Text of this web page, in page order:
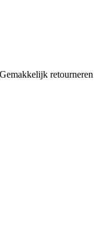
Gemakkelijk retourneren